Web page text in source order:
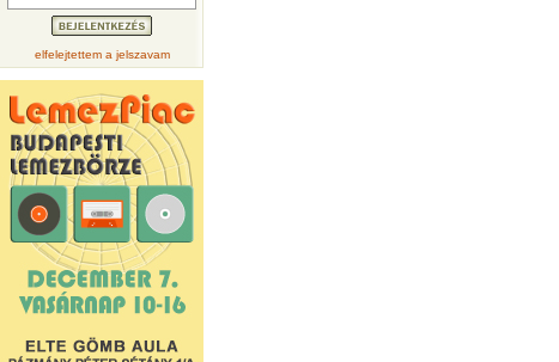
elfelejtettem a jelszavam